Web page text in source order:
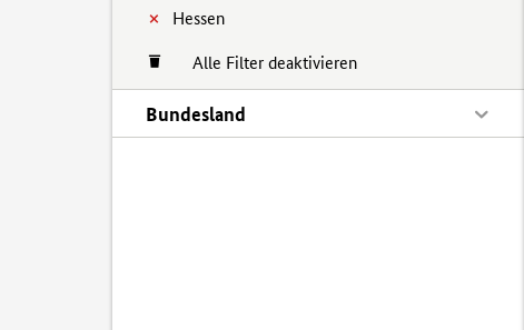
Hessen
Alle Filter deaktivieren
Bundesland